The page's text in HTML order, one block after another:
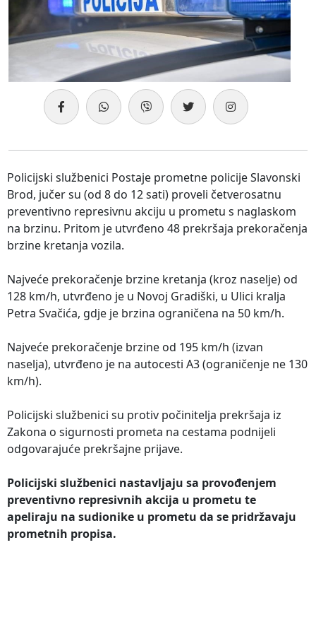
Policijski službenici Postaje prometne policije Slavonski
Brod, jučer su (od 8 do 12 sati) proveli četverosatnu
preventivno represivnu akciju u prometu s naglaskom
na brzinu. Pritom je utvrđeno 48 prekršaja prekoračenja
brzine kretanja vozila.
Najveće prekoračenje brzine kretanja (kroz naselje) od
128 km/h, utvrđeno je u Novoj Gradiški, u Ulici kralja
Petra Svačića, gdje je brzina ograničena na 50 km/h.
Najveće prekoračenje brzine od 195 km/h (izvan
naselja), utvrđeno je na autocesti A3 (ograničenje ne 130
km/h).
Policijski službenici su protiv počinitelja prekršaja iz
Zakona o sigurnosti prometa na cestama podnijeli
odgovarajuće prekršajne prijave.
Policijski službenici nastavljaju sa provođenjem
preventivno represivnih akcija u prometu te
apeliraju na sudionike u prometu da se pridržavaju
prometnih propisa.